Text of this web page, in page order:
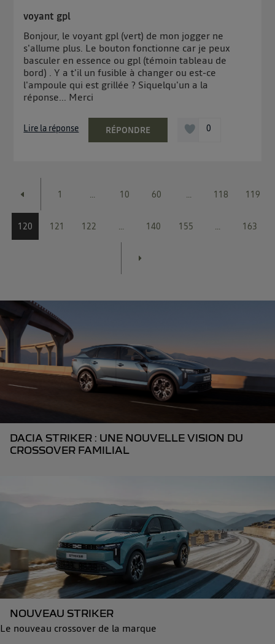
voyant gpl
Bonjour, le voyant gpl (vert) de mon jogger ne
s'allume plus. Le bouton fonctionne car je peux
basculer en essence ou gpl (témoin tableau de
bord) . Y a t'il un fusible à changer ou est-ce
l'ampoule qui est grillée ? Siquelqu'un a la
réponse... Merci
Lire la réponse RÉPONDRE 0
1 ... 10 60 ... 118 119
120 121 122 ... 140 155 ... 163
DACIA STRIKER : UNE NOUVELLE VISION DU
CROSSOVER FAMILIAL
NOUVEAU STRIKER
Le nouveau crossover de la marque